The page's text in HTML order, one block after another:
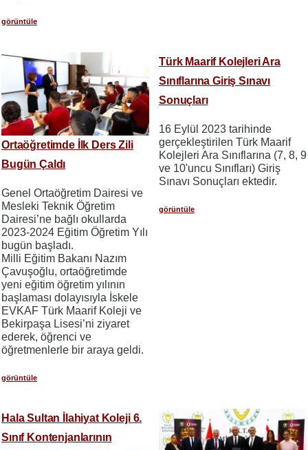
görüntüle
Ortaöğretimde İlk Ders Zili
Bugün Çaldı
Genel Ortaöğretim Dairesi ve
Mesleki Teknik Öğretim
Dairesi’ne bağlı okullarda
2023-2024 Eğitim Öğretim Yılı
bugün başladı.
Milli Eğitim Bakanı Nazım
Çavuşoğlu, ortaöğretimde
yeni eğitim öğretim yılının
başlaması dolayısıyla İskele
EVKAF Türk Maarif Koleji ve
Bekirpaşa Lisesi’ni ziyaret
ederek, öğrenci ve
öğretmenlerle bir araya geldi.
görüntüle
Türk Maarif Kolejleri Ara
Sınıflarına Giriş Sınavı
Sonuçları
16 Eylül 2023 tarihinde
gerçekleştirilen Türk Maarif
Kolejleri Ara Sınıflarına (7, 8, 9
ve 10'uncu Sınıfları) Giriş
Sınavı Sonuçları ektedir.
görüntüle
Hala Sultan İlahiyat Koleji 6.
Sınıf Kontenjanlarının